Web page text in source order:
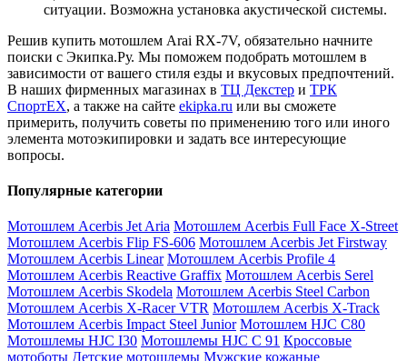
ситуации. Возможна установка акустической системы.
Решив купить мотошлем Arai RX-7V, обязательно начните
поиски с Экипка.Ру. Мы поможем подобрать мотошлем в
зависимости от вашего стиля езды и вкусовых предпочтений.
В наших фирменных магазинах в ТЦ Декстер и ТРК
СпортЕХ, а также на сайте ekipka.ru или вы сможете
примерить, получить советы по применению того или иного
элемента мотоэкипировки и задать все интересующие
вопросы.
Популярные категории
Мотошлем Acerbis Jet Aria Мотошлем Acerbis Full Face X-Street
Мотошлем Acerbis Flip FS-606 Мотошлем Acerbis Jet Firstway
Мотошлем Acerbis Linear Мотошлем Acerbis Profile 4
Мотошлем Acerbis Reactive Graffix Мотошлем Acerbis Serel
Мотошлем Acerbis Skodela Мотошлем Acerbis Steel Carbon
Мотошлем Acerbis X-Racer VTR Мотошлем Acerbis X-Track
Мотошлем Acerbis Impact Steel Junior Мотошлем HJC C80
Мотошлемы HJC I30 Мотошлемы HJC C 91 Кроссовые
мотоботы Детские мотошлемы Мужские кожаные